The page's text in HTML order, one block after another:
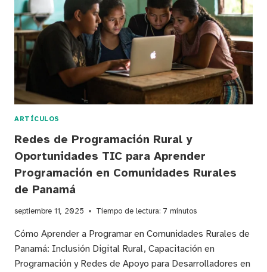
ADOLESCENTES
EN
PANAMÁ:
¡APRENDE
PROGRAMAR
COSTO!
ARTÍCULOS
Redes de Programación Rural y
Oportunidades TIC para Aprender
Programación en Comunidades Rurales
de Panamá
septiembre 11, 2025 Tiempo de lectura: 7 minutos
Cómo Aprender a Programar en Comunidades Rurales de
Panamá: Inclusión Digital Rural, Capacitación en
Programación y Redes de Apoyo para Desarrolladores en